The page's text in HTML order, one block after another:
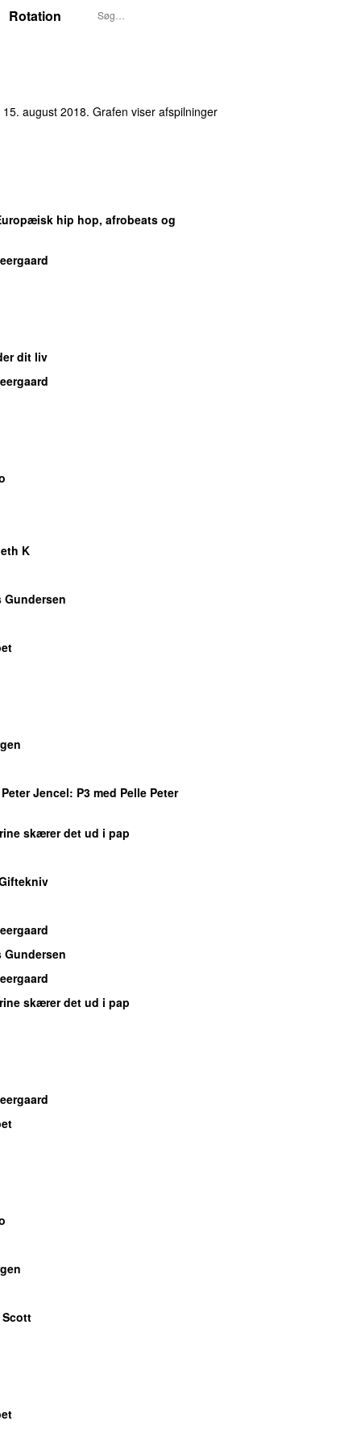
Rotation
15. august 2018. Grafen viser afspilninger
hip hop, afrobeats og
dit liv
K
Gundersen
Jencel: P3 med Pelle Peter
skærer det ud i pap
Gundersen
skærer det ud i pap
Scott